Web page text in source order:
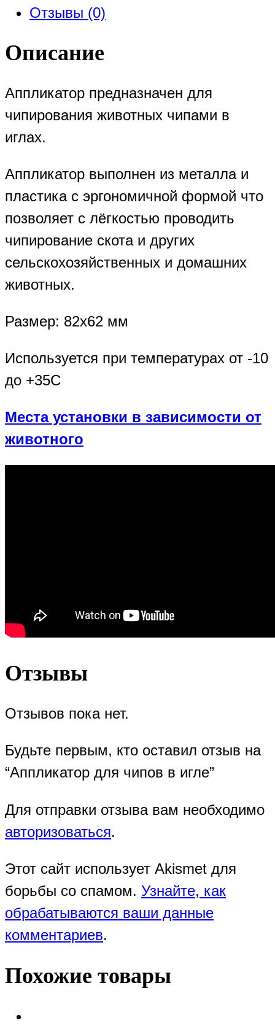
Отзывы (0)
Описание
Аппликатор предназначен для
чипирования животных чипами в
иглах.
Аппликатор выполнен из металла и
пластика с эргономичной формой что
позволяет с лёгкостью проводить
чипирование скота и других
сельскохозяйственных и домашних
животных.
Размер: 82х62 мм
Используется при температурах от -10
до +35С
Места установки в зависимости от
животного
Отзывы
Отзывов пока нет.
Будьте первым, кто оставил отзыв на
“Аппликатор для чипов в игле”
Для отправки отзыва вам необходимо
авторизоваться.
Этот сайт использует Akismet для
борьбы со спамом. Узнайте, как
обрабатываются ваши данные
комментариев.
Похожие товары